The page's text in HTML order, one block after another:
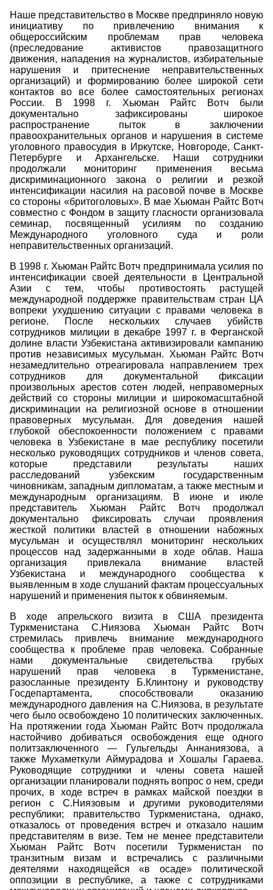
Наше представительство в Москве предприняло новую
инициативу по привлечению внимания к
общероссийским проблемам прав человека
(преследование активистов правозащитного
движения, нападения на журналистов, избирательные
нарушения и притеснение неправительственных
организаций) и формированию более широкой сети
контактов во все более самостоятельных регионах
России. В 1998 г. Хьюман Райтс Вотч были
документально зафиксированы широкое
распространение пыток в заключении
правоохранительных органов и нарушения в системе
уголовного правосудия в Иркутске, Новгороде, Санкт-
Петербурге и Архангельске. Наши сотрудники
продолжали мониторинг применения весьма
дискриминационного закона о религии и резкой
интенсификации насилия на расовой почве в Москве
со стороны «бритоголовых». В мае Хьюман Райтс Вотч
совместно с Фондом в защиту гласности организовала
семинар, посвященный усилиям по созданию
Международного уголовного суда и роли
неправительственных организаций.
В 1998 г. Хьюман Райтс Вотч предпринимала усилия по
интенсификации своей деятельности в Центральной
Азии с тем, чтобы противостоять растущей
международной поддержке правительствам стран ЦА
вопреки ухудшению ситуации с правами человека в
регионе. После нескольких случаев убийств
сотрудников милиции в декабре 1997 г. в Ферганской
долине власти Узбекистана активизировали кампанию
против независимых мусульман. Хьюман Райтс Вотч
незамедлительно отреагировала направлением трех
сотрудников для документальной фиксации
произвольных арестов сотен людей, неправомерных
действий со стороны милиции и широкомасштабной
дискриминации на религиозной основе в отношении
правоверных мусульман. Для доведения нашей
глубокой обеспокоенности положением с правами
человека в Узбекистане в мае республику посетили
несколько руководящих сотрудников и членов совета,
которые представили результаты наших
расследований узбекским государственным
чиновникам, западным дипломатам, а также местным и
международным организациям. В июне и июле
представитель Хьюман Райтс Вотч продолжал
документально фиксировать случаи проявления
жесткой политики властей в отношении набожных
мусульман и осуществлял мониторинг нескольких
процессов над задержанными в ходе облав. Наша
организация привлекала внимание властей
Узбекистана и международного сообщества к
выявленным в ходе слушаний фактам процессуальных
нарушений и применения пыток к обвиняемым.
В ходе апрельского визита в США президента
Туркменистана С.Ниязова Хьюман Райтс Вотч
стремилась привлечь внимание международного
сообщества к проблеме прав человека. Собранные
нами документальные свидетельства грубых
нарушений прав человека в Туркменистане,
разосланные президенту Б.Клинтону и руководству
Госдепартамента, способствовали оказанию
международного давления на С.Ниязова, в результате
чего было освобождено 10 политических заключенных.
На протяжении года Хьюман Райтс Вотч продолжала
настойчиво добиваться освобождения еще одного
политзаключенного — Гульгельды Аннаниязова, а
также Мухаметкули Аймурадова и Хошалы Гараева.
Руководящие сотрудники и члены совета нашей
организации планировали поднять вопрос о нем, среди
прочих, в ходе встреч в рамках майской поездки в
регион с С.Ниязовым и другими руководителями
республики; правительство Туркменистана, однако,
отказалось от проведения встреч и отказало нашим
представителям в визе. Тем не менее представители
Хьюман Райтс Вотч посетили Туркменистан по
транзитным визам и встречались с различными
деятелями находящейся «в осаде» политической
оппозиции в республике, а также с сотрудниками